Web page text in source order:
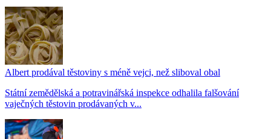
Albert prodával těstoviny s méně vejci, než sliboval obal
Státní zemědělská a potravinářská inspekce odhalila falšování
vaječných těstovin prodávaných v...